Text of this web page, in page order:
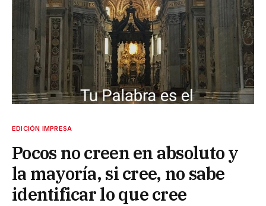
EDICIÓN IMPRESA
Pocos no creen en absoluto y
la mayoría, si cree, no sabe
identificar lo que cree